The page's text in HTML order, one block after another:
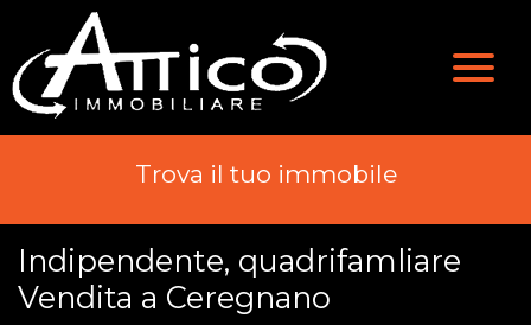
Valutazione
Immobili
Contatti
Trova il tuo immobile
Indipendente, quadrifamliare
Vendita a Ceregnano